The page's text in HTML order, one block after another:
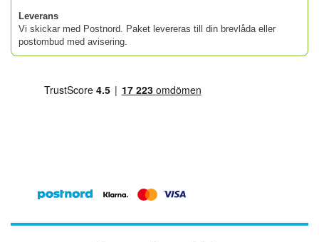
Leverans
Vi skickar med Postnord. Paket levereras till din brevlåda eller
postombud med avisering.